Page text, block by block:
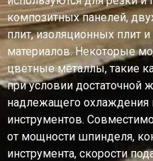
композитных панелей,
плит, изоляционных плит
материалов. Некоторые
цветные металлы, такие
при условии достаточной
надлежащего
инструментов.
от мощности шпинделя,
инструмента, скорости